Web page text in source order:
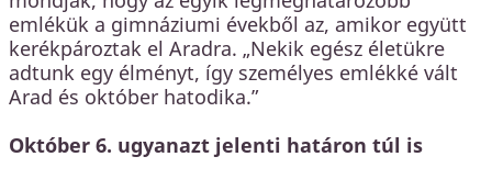
emlékük a gimnáziumi évekből az, amikor együtt
kerékpároztak el Aradra. „Nekik egész életükre
adtunk egy élményt, így személyes emlékké vált
Arad és október hatodika.”
Október 6. ugyanazt jelenti határon túl is